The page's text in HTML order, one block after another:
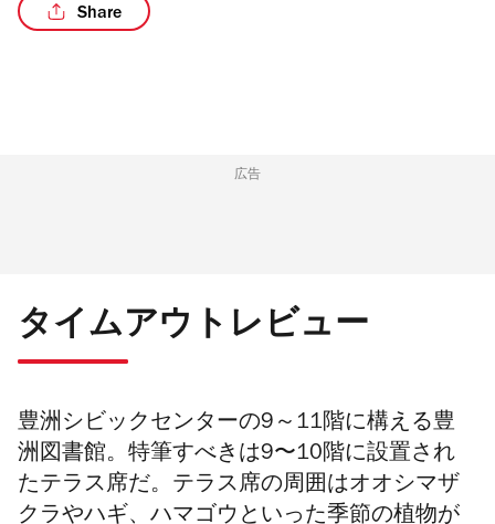
Share
広告
タイムアウトレビュー
豊洲シビックセンターの9～11階に構える豊
洲図書館。 特筆すべきは9〜10階に設置され
たテラス席だ。 テラス席の周囲はオオシマザ
クラやハギ、ハマゴウといった季節の植物が